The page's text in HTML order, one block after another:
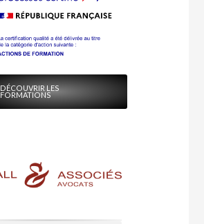
DÉCOUVRIR LES
FORMATIONS